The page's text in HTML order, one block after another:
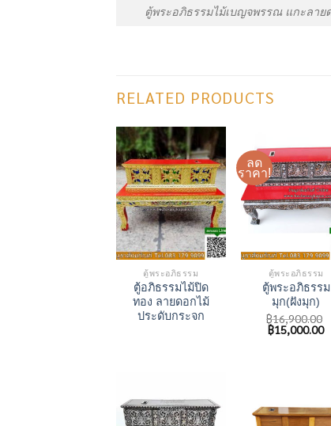
ตู้พระอภิธรรมไม้เบญจพรรณ แกะลาย
RELATED PRODUCTS
ตู้พระอภิธรรม
ตู้อภิธรรมไม้ปิด
ทอง ลายดอกไม้
ประดับกระจก
ลด
ราคา!
ตู้พระอภิธรรม
ตู้พระอภิธรรม
มุก(ฝังมุก)
฿16,900.00
Original
price
฿15,000.00